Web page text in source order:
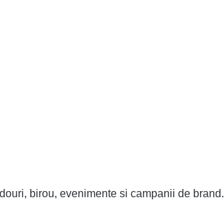
birou, evenimente si campanii de brand.